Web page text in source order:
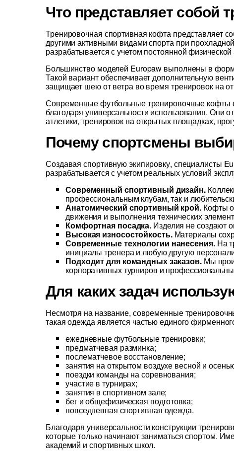
Что представляет собой
Тренировочная спортивная кофта представляет
другими активными видами спорта при
разрабатывается с учетом постоянной
Большинство моделей Europaw выполнены в
Такой вариант обеспечивает дополнительную
защищает шею от ветра во время тренировок на
Современные футбольные тренировочные кофты
благодаря универсальности использования. Они
атлетики, тренировок на открытых площадках,
Почему спортсмены
Создавая спортивную экипировку, специалисты
разрабатывается с учетом реальных условий
Современный спортивный дизайн.
профессиональным клубам, так и
Анатомический спортивный крой. Кофты
движения и выполнения технических
Комфортная посадка. Изделия не создают
Высокая износостойкость.Материалы
Современные технологии нанесения.На
инициалы тренера и любую другую
Подходит для командных заказов.Мы
корпоративных турниров и
Для каких задач
Несмотря на название, современные
такая одежда является частью единого
ежедневные футбольные тренировки;
предматчевая разминка;
послематчевое восстановление;
занятия на открытом воздухе весной и
поездки команды на соревнования;
участие в турнирах;
занятия в спортивном зале;
бег и общефизическая подготовка;
повседневная спортивная одежда.
Благодаря универсальности конструкции
которые только начинают заниматься спортом.
академий и спортивных школ.